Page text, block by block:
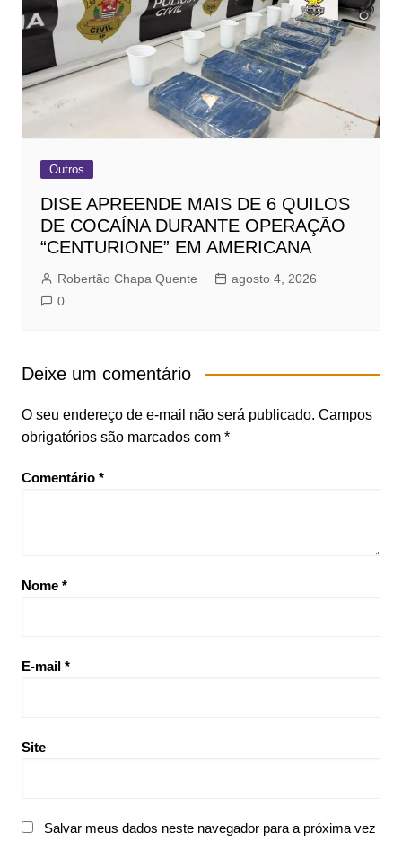
Outros
DISE APREENDE MAIS DE 6 QUILOS
DE COCAÍNA DURANTE OPERAÇÃO
“CENTURIONE” EM AMERICANA
Robertão Chapa Quente
agosto 4, 2026
0
Deixe um comentário
O seu endereço de e-mail não será publicado. Campos
obrigatórios são marcados com *
Comentário *
Nome *
E-mail *
Site
Salvar meus dados neste navegador para a próxima vez